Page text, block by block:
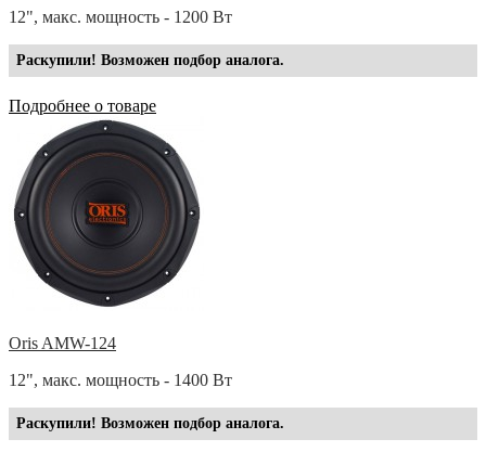
12", макс. мощность - 1200 Вт
Раскупили! Возможен подбор аналога.
Подробнее о товаре
Oris AMW-124
12", макс. мощность - 1400 Вт
Раскупили! Возможен подбор аналога.